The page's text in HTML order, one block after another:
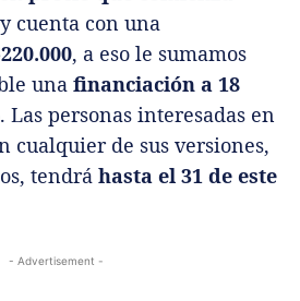
y cuenta con una
, a eso le sumamos
una financiación a 18
. Las personas interesadas en
cualquier de sus versiones,
tendrá hasta el 31 de este
- Advertisement -